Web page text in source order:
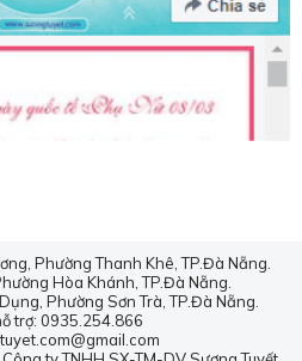
Phường Thanh Khê, TP.Đà Nẵng.
Hòa Khánh, TP.Đà Nẵng.
Phường Sơn Trà, TP.Đà Nẵng.
trợ: 0935.254.866